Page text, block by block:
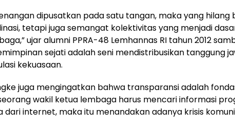
dipusatkan pada satu tangan, maka yang hilang
tetapi juga semangat kolektivitas yang menjadi
ujar alumni PPRA-48 Lemhannas RI tahun 2012
sejati adalah seni mendistribusikan tanggung
kekuasaan.
juga mengingatkan bahwa transparansi adalah
wakil ketua lembaga harus mencari informasi
dari internet, maka itu menandakan adanya krisis